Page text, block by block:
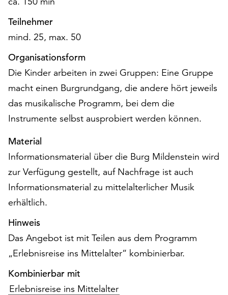
Teilnehmer
mind. 25, max. 50
Organisationsform
Die Kinder arbeiten in zwei Gruppen: Eine Gruppe
macht einen Burgrundgang, die andere hört jeweils
das musikalische Programm, bei dem die
Instrumente selbst ausprobiert werden können.
Material
Informationsmaterial über die Burg Mildenstein wird
zur Verfügung gestellt, auf Nachfrage ist auch
Informationsmaterial zu mittelalterlicher Musik
erhältlich.
Hinweis
Das Angebot ist mit Teilen aus dem Programm
„Erlebnisreise ins Mittelalter“ kombinierbar.
Kombinierbar mit
Erlebnisreise ins Mittelalter